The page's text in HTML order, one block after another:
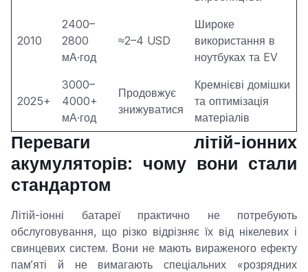
2010
2400–
2800
мА·год
≈2–4 USD
Широке
використання в
ноутбуках та EV
2025+
3000–
4000+
мА·год
Продовжує
знижуватися
Кремнієві домішки
та оптимізація
матеріалів
Переваги літій-іонних
акумуляторів: чому вони стали
стандартом
Літій-іонні батареї практично не потребують
обслуговування, що різко відрізняє їх від нікелевих і
свинцевих систем. Вони не мають вираженого ефекту
пам’яті й не вимагають спеціальних «розрядних